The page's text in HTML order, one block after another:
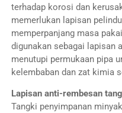
terhadap korosi dan
memerlukan lapisan
memperpanjang masa
digunakan sebagai lapisan
menutupi permukaan pipa
kelembaban dan zat kimia
Lapisan anti-rembesan
Tangki penyimpanan